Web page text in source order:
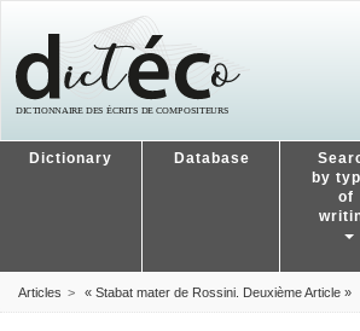
Dictionary Database
by
of
Articles « Stabat mater de Rossini. Deuxième Article »